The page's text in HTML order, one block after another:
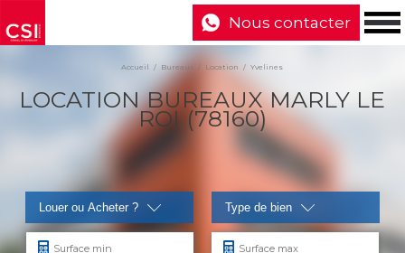
Nous contacter
Accueil Bureaux Location Yvelines
LOCATION BUREAUX MARLY LE
ROI (78160)
Louer ou Acheter ? Type de bien